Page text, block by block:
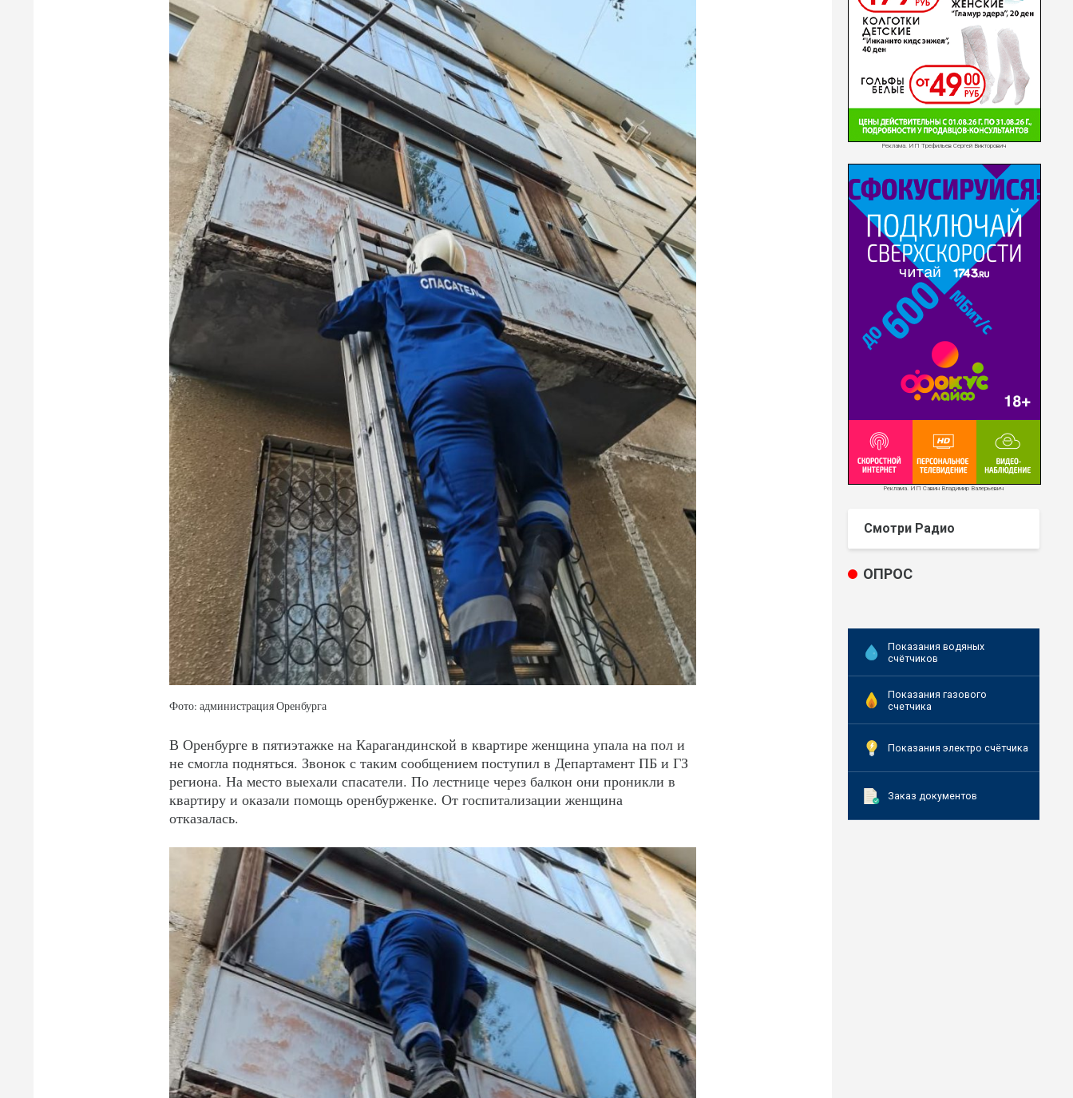
Фото: администрация Оренбурга
В Оренбурге в пятиэтажке на Карагандинской в квартире женщина упала на пол и
не смогла подняться. Звонок с таким сообщением поступил в Департамент ПБ и ГЗ
региона. На место выехали спасатели. По лестнице через балкон они проникли в
квартиру и оказали помощь оренбурженке. От госпитализации женщина
отказалась.
Реклама. ИП Трефильев Сергей Викторович
Реклама. ИП Савин Владимир Валерьевич
Смотри Радио
ОПРОС
Показания водяных
счётчиков
Показания газового
счетчика
Показания электро счётчика
Заказ документов